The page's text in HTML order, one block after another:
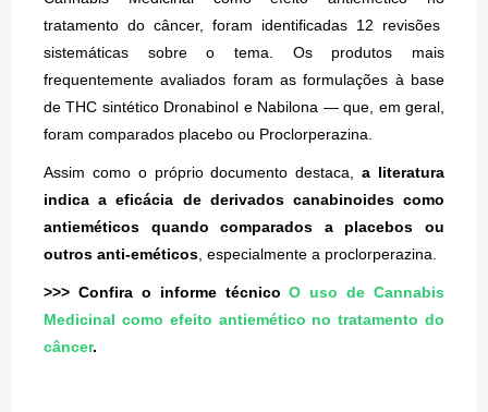
tratamento do câncer, foram identificadas 12 revisões
sistemáticas sobre o tema. Os produtos mais
frequentemente avaliados foram as formulações à base
de THC sintético Dronabinol e Nabilona — que, em geral,
foram comparados placebo ou Proclorperazina.
Assim como o próprio documento destaca,
a literatura
indica a eficácia de derivados canabinoides como
antieméticos quando comparados a placebos ou
outros anti-eméticos , especialmente a proclorperazina.
>>> Confira o informe técnicoO uso de Cannabis
Medicinal como efeito antiemético no tratamento do
câncer.